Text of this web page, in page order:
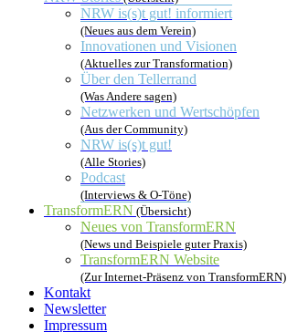
NRW is(s)t gut! informiert
(Neues aus dem Verein)
Innovationen und Visionen
(Aktuelles zur Transformation)
Über den Tellerrand
(Was Andere sagen)
Netzwerken und Wertschöpfen
(Aus der Community)
NRW is(s)t gut!
(Alle Stories)
Podcast
(Interviews & O-Töne)
TransformERN (Übersicht)
Neues von TransformERN
(News und Beispiele guter Praxis)
TransformERN Website
(Zur Internet-Präsenz von TransformERN)
Kontakt
Newsletter
Impressum